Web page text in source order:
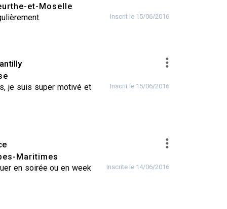
et-Moselle
Inscrit le 15/06/2016
je suis super motivé et
Inscrit le 15/06/2016
Maritimes
en soirée ou en week
Inscrite le 14/06/2016